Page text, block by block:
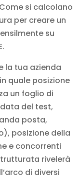
si calcolano
per creare un
su
la tua azienda
quale posizione
un foglio di
del test,
posta,
posizione della
e concorrenti
rivelerà
di diversi